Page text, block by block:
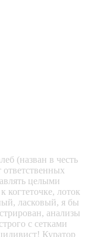
(назван в честь
целыми
когтеточке, лоток
ласковый, я бы
анализы
с сетками
Куратор